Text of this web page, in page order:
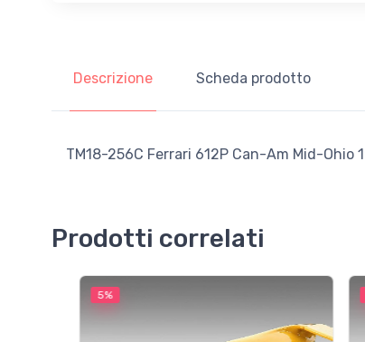
Descrizione Scheda prodotto
TM18-256C Ferrari 612P Can-Am Mid-
Prodotti correlati
5%